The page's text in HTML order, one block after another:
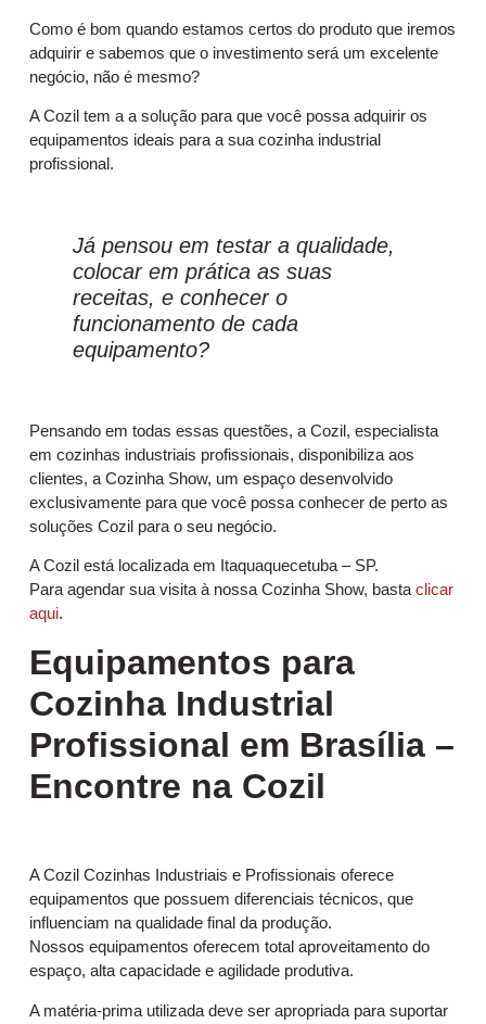
Como é bom quando estamos certos do produto que iremos
adquirir e sabemos que o investimento será um excelente
negócio, não é mesmo?
A Cozil tem a a solução para que você possa adquirir os
equipamentos ideais para a sua cozinha industrial
profissional.
Já pensou em testar a qualidade,
colocar em prática as suas
receitas, e conhecer o
funcionamento de cada
equipamento?
Pensando em todas essas questões, a Cozil, especialista
em cozinhas industriais profissionais, disponibiliza aos
clientes, a Cozinha Show, um espaço desenvolvido
exclusivamente para que você possa conhecer de perto as
soluções Cozil para o seu negócio.
A Cozil está localizada em Itaquaquecetuba – SP.
Para agendar sua visita à nossa Cozinha Show, bastaclicar
aqui.
Equipamentos para
Cozinha Industrial
Profissional em Brasília –
Encontre na Cozil
A Cozil Cozinhas Industriais e Profissionais oferece
equipamentos que possuem diferenciais técnicos, que
influenciam na qualidade final da produção.
Nossos equipamentos oferecem total aproveitamento do
espaço, alta capacidade e agilidade produtiva.
A matéria-prima utilizada deve ser apropriada para suportar